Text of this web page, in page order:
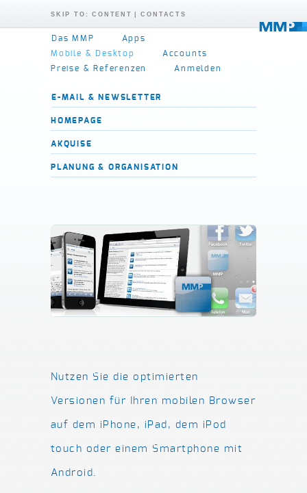
SKIP TO: CONTENT | CONTACTS
Das MMP
Apps
Mobile & Desktop
Accounts
Preise & Referenzen
Anmelden
E-MAIL & NEWSLETTER
HOMEPAGE
AKQUISE
PLANUNG & ORGANISATION
Nutzen Sie die optimierten
Versionen für Ihren mobilen Browser
auf dem iPhone, iPad, dem iPod
touch oder einem Smartphone mit
Android.